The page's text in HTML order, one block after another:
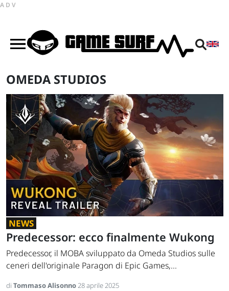
ADV
OMEDA STUDIOS
NEWS
Predecessor: ecco finalmente Wukong
Predecessor, il MOBA sviluppato da Omeda Studios sulle
ceneri dell'originale Paragon di Epic Games,...
di Tommaso Alisonno28 aprile 2025